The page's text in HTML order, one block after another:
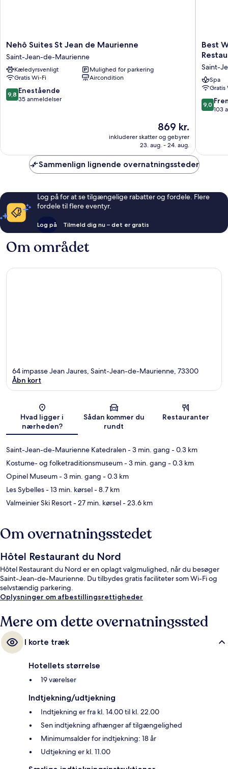
Nehô
Suites
St
Jean
de
Maurienne
Saint-
Nehô Suites St Jean de Maurienne
Saint-Jean-de-Maurienne
Kæledyrsvenligt
Mulighed for parkering
Gratis Wi-Fi
Aircondition
9.8
ud
9,8 Enestående
35 anmeldelser
Prisen
869 kr.
869 kr.
inkluderer skatter og gebyrer
23. aug. - 24. aug.
Best
Western
de
Hotel
&
Best
Saint-
Spa
Gratis
9.0
ud
9,0
103
Sammenlign lignende overnatningssteder
Log på for at se tilgængelige rabatter og fordele. Flere
fordele til flere eventyr.
Log på Tilmeld dig nu – det er gratis
Om området
Kort
64 impasse Jean Jaures, Saint-Jean-de-Maurienne, 73300
Åbn kort
Hvad ligger i
nærheden?
Sådan kommer du
rundt
Restauranter
Saint-Jean-de-Maurienne Katedralen- 3 min. gang - 0.3 km
Kostume- og folketraditionsmuseum- 3 min. gang - 0.3 km
Opinel Museum- 3 min. gang - 0.3 km
Les Sybelles- 13 min. kørsel- 8.7 km
Valmeinier Ski Resort- 27 min. kørsel- 23.6 km
Om overnatningsstedet
Hôtel Restaurant du Nord
Hôtel Restaurant du Nord er en oplagt valgmulighed, når du besøger
Saint-Jean-de-Maurienne. Du tilbydes gratis faciliteter som Wi-Fi og
selvstændig parkering.
Oplysninger om afbestillingsrettigheder
Mere om dette overnatningssted
I korte træk
Hotellets størrelse
19 værelser
Indtjekning/udtjekning
Indtjekning er fra kl. 14.00 til kl. 22.00
Sen indtjekning afhænger af tilgængelighed
Minimumsalder for indtjekning: 18 år
Udtjekning er kl. 11.00